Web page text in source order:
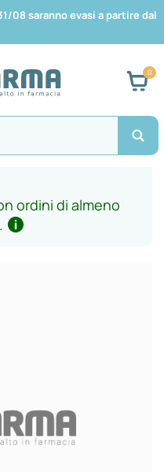
08 saranno evasi a partire dal
ordini di almeno
.